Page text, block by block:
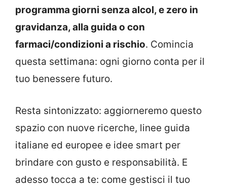
programma giorni senza alcol, e zero in
gravidanza, alla guida o con
farmaci/condizioni a rischio. Comincia
questa settimana: ogni giorno conta per il
tuo benessere futuro.
Resta sintonizzato: aggiorneremo questo
spazio con nuove ricerche, linee guida
italiane ed europee e idee smart per
brindare con gusto e responsabilità. E
adesso tocca a te: come gestisci il tuo